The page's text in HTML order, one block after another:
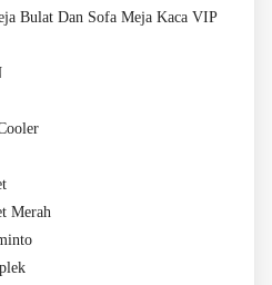
Bulat Dan Sofa Meja Kaca VIP
Merah